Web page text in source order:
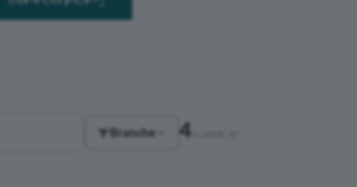
Branche 4